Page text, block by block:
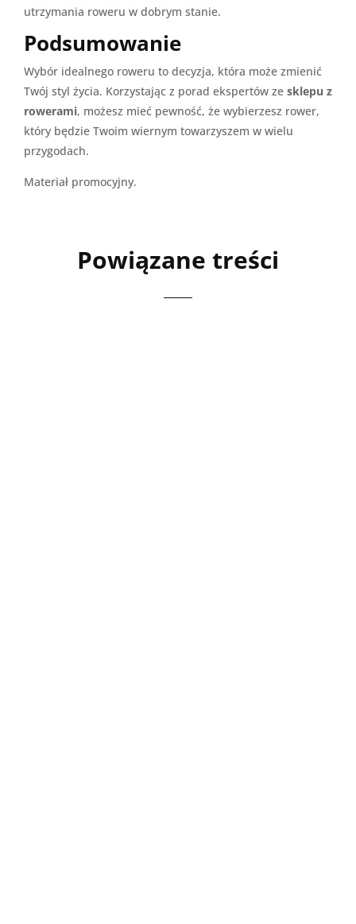
utrzymania roweru w dobrym stanie.
Podsumowanie
Wybór idealnego roweru to decyzja, która może zmienić
Twój styl życia. Korzystając z porad ekspertów ze sklepu z
rowerami, możesz mieć pewność, że wybierzesz rower,
który będzie Twoim wiernym towarzyszem w wielu
przygodach.
Materiał promocyjny.
Powiązane treści